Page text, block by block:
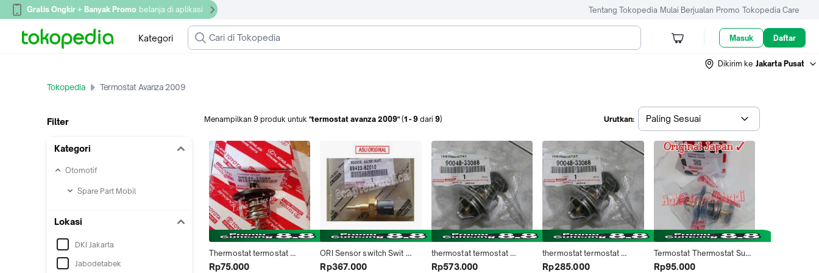
Gratis Ongkir + Banyak Promo belanja di aplikasi Tentang Tokopedia Mulai Berjualan Promo Tokopedia Care
Kategori Masuk Daftar
Dikirim ke Jakarta Pusat
Tokopedia Termostat Avanza 2009
Filter
Kategori
Otomotif
Spare Part Mobil
Lokasi
DKI Jakarta
Jabodetabek
Menampilkan 9 produk untuk "termostat avanza 2009" (1 -9 dari 9) Urutkan: Paling Sesuai
Thermostat termostat
AVANZA XENIA 2005 2006
Rp75.000
ORI Sensor switch Swit
Sensor panas Suhu mesin
Rp367.000
thermostat termostat
avanza xenia rush terios
Rp573.000
thermostat termostat
avanza xenia rush terios
Rp285.000
Termostat Thermostat Suhu
Radiator Avanza Xenia 2004
Rp95.000